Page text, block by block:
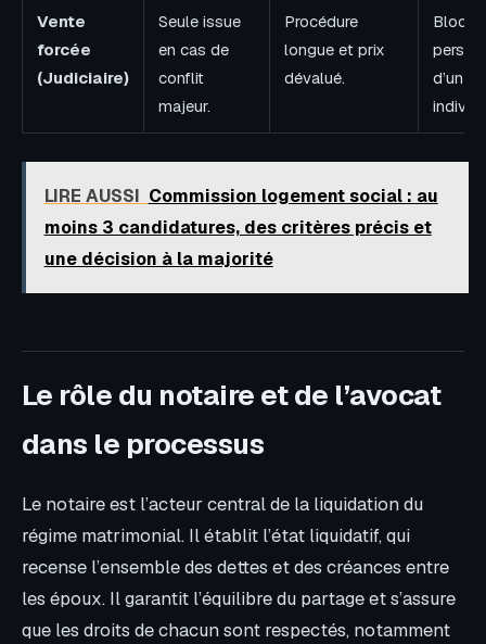
Vente
forcée
(Judiciaire)
Seule issue
en cas de
conflit
majeur.
Procédure
longue et prix
dévalué.
d’un
LIRE AUSSI Commission logement social : au
moins 3 candidatures, des critères précis et
une décision à la majorité
Le rôle du notaire et de l’avocat
dans le processus
Le notaire est l’acteur central de la liquidation du
régime matrimonial. Il établit l’état liquidatif, qui
recense l’ensemble des dettes et des créances entre
les époux. Il garantit l’équilibre du partage et s’assure
que les droits de chacun sont respectés, notamment